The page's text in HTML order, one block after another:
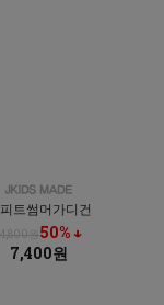
트썸머가디건
원50% ↓
7,400원